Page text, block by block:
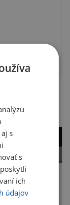
krájanie pizze a
ocele.
s
s
ich
údajov